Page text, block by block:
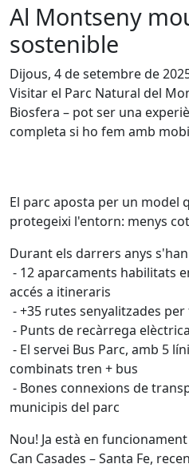
Al Montseny
sostenible
Dijous, 4 de setembre de
Visitar el Parc Natural del
Biosfera – pot ser una
completa si ho fem amb
El parc aposta per un model
protegeixi l'entorn: menys
Durant els darrers anys
- 12 aparcaments habilitats
accés a itineraris
- +35 rutes senyalitzades
- Punts de recàrrega
- El servei Bus Parc, amb 5
combinats tren + bus
- Bones connexions de
municipis del parc
Nou! Ja està en
Can Casades – Santa Fe,